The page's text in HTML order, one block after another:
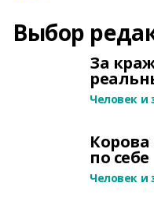
Выбор
За
Человек и
по себе
Человек и